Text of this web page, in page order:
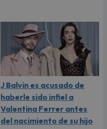
J Balvin es acusado de
haberle sido infiel a
Valentina Ferrer antes
del nacimiento de su hijo